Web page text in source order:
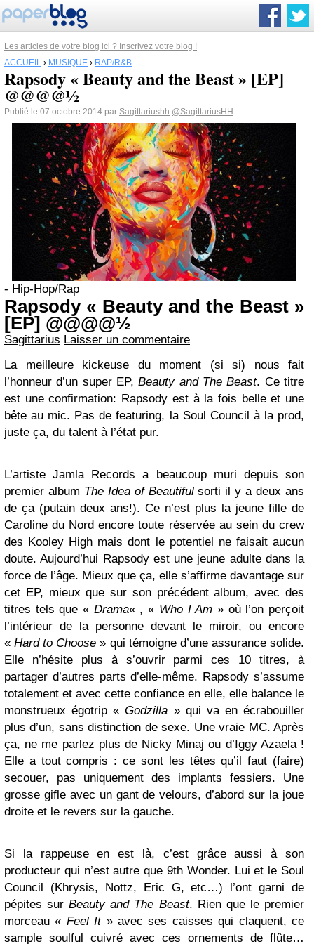
Les articles de votre blog ici ? Inscrivez votre blog !
ACCUEIL › MUSIQUE › RAP/R&B
Rapsody « Beauty and the Beast » [EP]
@@@@½
Publié le 07 octobre 2014 par Sagittariushh @SagittariusHH
- Hip-Hop/Rap
Rapsody « Beauty and the Beast »
[EP] @@@@½
Sagittarius Laisser un commentaire
La meilleure kickeuse du moment (si si) nous fait
l’honneur d’un super EP,Beauty and The Beast. Ce titre
est une confirmation: Rapsody est à la fois belle et une
bête au mic. Pas de featuring, la Soul Council à la prod,
juste ça, du talent à l’état pur.
L’artiste Jamla Records a beaucoup muri depuis son
premier album The Idea of Beautifulsorti il y a deux ans
de ça (putain deux ans!). Ce n’est plus la jeune fille de
Caroline du Nord encore toute réservée au sein du crew
des Kooley High mais dont le potentiel ne faisait aucun
doute. Aujourd’hui Rapsody est une jeune adulte dans la
force de l’âge. Mieux que ça, elle s’affirme davantage sur
cet EP, mieux que sur son précédent album, avec des
titres tels que « Drama« , « Who I Am » où l’on perçoit
l’intérieur de la personne devant le miroir, ou encore
«Hard to Choose » qui témoigne d’une assurance solide.
Elle n’hésite plus à s’ouvrir parmi ces 10 titres, à
partager d’autres parts d’elle-même. Rapsody s’assume
totalement et avec cette confiance en elle, elle balance le
monstrueux égotrip «Godzilla » qui va en écrabouiller
plus d’un, sans distinction de sexe. Une vraie MC. Après
ça, ne me parlez plus de Nicky Minaj ou d’Iggy Azaela !
Elle a tout compris : ce sont les têtes qu’il faut (faire)
secouer, pas uniquement des implants fessiers. Une
grosse gifle avec un gant de velours, d’abord sur la joue
droite et le revers sur la gauche.
Si la rappeuse en est là, c’est grâce aussi à son
producteur qui n’est autre que 9th Wonder. Lui et le Soul
Council (Khrysis, Nottz, Eric G, etc…) l’ont garni de
pépites surBeauty and The Beast. Rien que le premier
morceau « Feel It» avec ses caisses qui claquent, ce
sample soulful cuivré avec ces ornements de flûte…